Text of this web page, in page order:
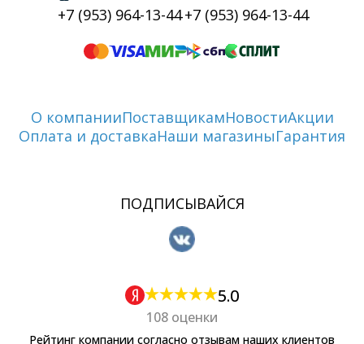
+7 (953) 964-13-44+7 (953) 964-13-44
О компанииПоставщикамНовостиАкции
Оплата и доставкаНаши магазиныГарантия
ПОДПИСЫВАЙСЯ
5.0
108 оценки
Рейтинг компании согласно отзывам наших клиентов